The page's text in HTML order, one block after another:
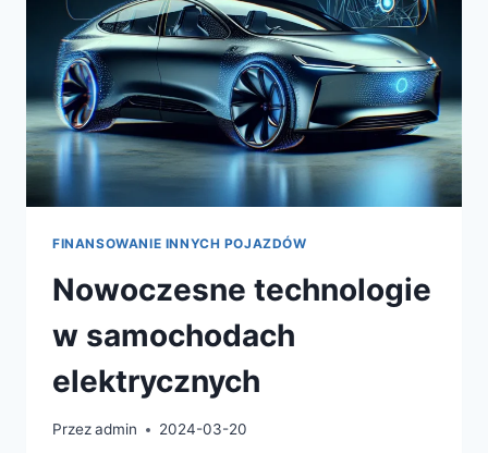
MOBILNOŚCI
W
MIASTACH
FINANSOWANIE INNYCH POJAZDÓW
Nowoczesne technologie
w samochodach
elektrycznych
Przezadmin 2024-03-20